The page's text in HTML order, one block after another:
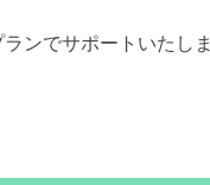
ンでサポートいたしま